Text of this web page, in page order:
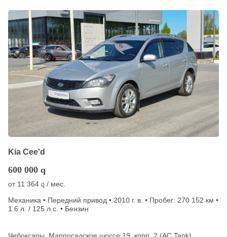
Kia Cee'd
600 000 q
от 11 364 q / мес.
Механика • Передний привод • 2010 г. в. • Пробег: 270 152 км •
1.6 л. / 125 л.с. • Бензин